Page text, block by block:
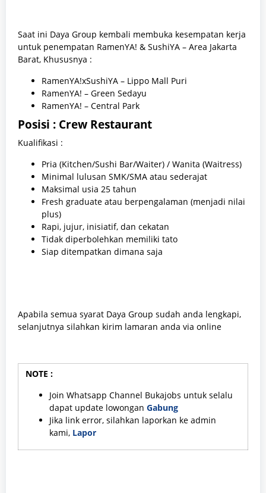
Saat ini Daya Group kembali membuka kesempatan kerja
untuk penempatan RamenYA! & SushiYA – Area Jakarta
Barat, Khususnya :
RamenYA!xSushiYA – Lippo Mall Puri
RamenYA! – Green Sedayu
RamenYA! – Central Park
Posisi : Crew Restaurant
Kualifikasi :
Pria (Kitchen/Sushi Bar/Waiter) / Wanita (Waitress)
Minimal lulusan SMK/SMA atau sederajat
Maksimal usia 25 tahun
Fresh graduate atau berpengalaman (menjadi nilai
plus)
Rapi, jujur, inisiatif, dan cekatan
Tidak diperbolehkan memiliki tato
Siap ditempatkan dimana saja
Apabila semua syarat Daya Group sudah anda lengkapi,
selanjutnya silahkan kirim lamaran anda via online
NOTE :
Join Whatsapp Channel Bukajobs untuk selalu
dapat update lowongan Gabung
Jika link error, silahkan laporkan ke admin
kami, Lapor